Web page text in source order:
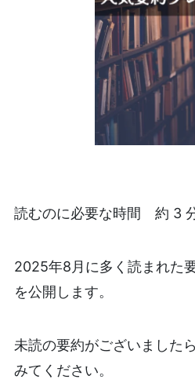
読むのに必要な時間 約 3
2025年8月に多く読まれた
を公開します。
未読の要約がございました
みてください。